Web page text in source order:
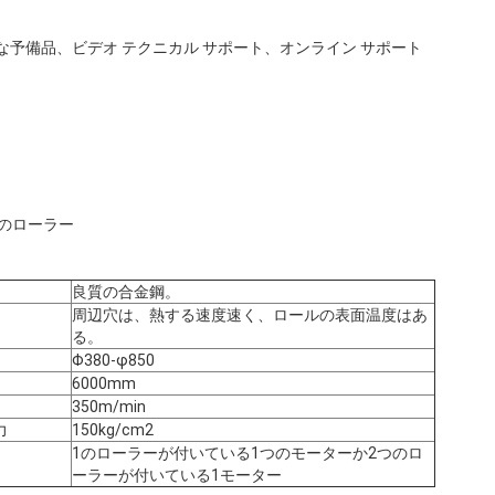
予備品、ビデオ テクニカル サポート、オンライン サポート
ローラー
良質の合金鋼。
周辺穴は、熱する速度速く、ロールの表面温度はあ
る。
Φ380-φ850
6000mm
350m/min
150kg/cm2
1のローラーが付いている1つのモーターか2つのロ
ーラーが付いている1モーター